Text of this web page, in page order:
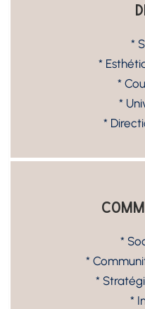
*
*
*
*
*
*
*
*
*